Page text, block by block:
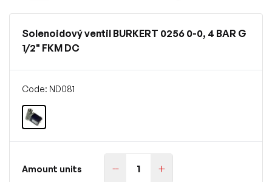
Solenoidový ventil BURKERT 0256 0-0, 4 BAR G
1/2" FKM DC
Code: ND081
Amount units